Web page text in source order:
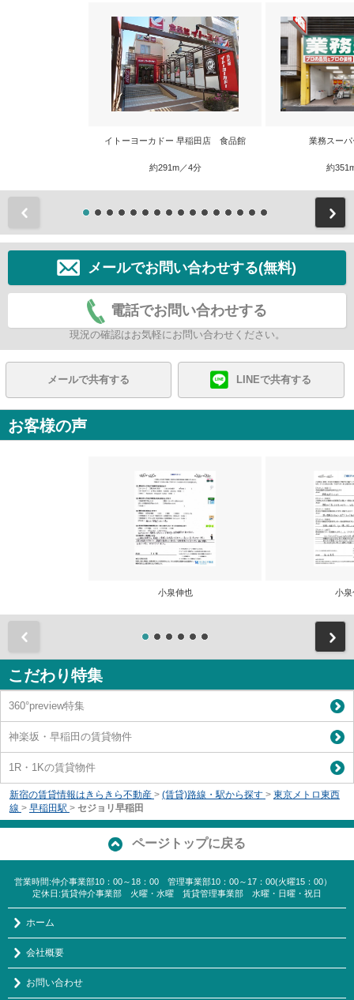
イトーヨーカドー 早稲田店 食品館
約291m／4分
業務スー
約
メールでお問い合わせする(無料)
電話でお問い合わせする
現況の確認はお気軽にお問い合わせください。
メールで共有する LINEで共有する
お客様の声
小泉伸也 小泉
こだわり特集
360°preview特集
神楽坂・早稲田の賃貸物件
1R・1Kの賃貸物件
新宿の賃貸情報はきらきら不動産 > (賃貸)路線・駅から探す > 東京メトロ東西
線 > 早稲田駅 > セジョリ早稲田
ページトップに戻る
営業時間:仲介事業部10：00～18：00 管理事業部10：00～17：00(火曜15：00）
定休日:賃貸仲介事業部 火曜・水曜 賃貸管理事業部 水曜・日曜・祝日
ホーム
会社概要
お問い合わせ